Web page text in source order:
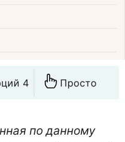
4 Просто
по данному